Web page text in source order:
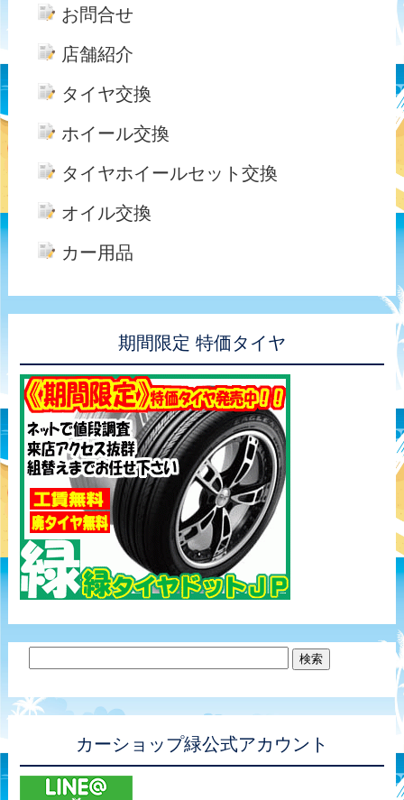
お問合せ
店舗紹介
タイヤ交換
ホイール交換
タイヤホイールセット交換
オイル交換
カー用品
期間限定 特価タイヤ
カーショップ緑公式アカウント